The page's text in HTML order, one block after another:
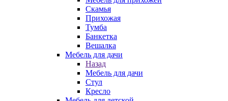
Скамья
Прихожая
Тумба
Банкетка
Вешалка
Мебель для дачи
Назад
Мебель для дачи
Стул
Кресло